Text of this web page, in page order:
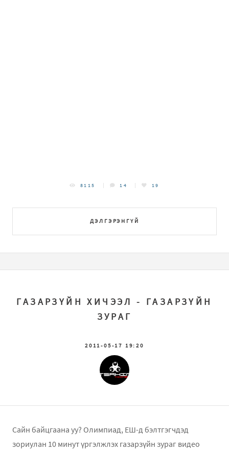
ДЭЛГЭРЭНГҮЙ
8115 14 19
ГАЗАРЗҮЙН ХИЧЭЭЛ - ГАЗАРЗҮЙН
ЗУРАГ
2011-05-17 19:20
Сайн байцгаана уу? Олимпиад, ЕШ-д бэлтгэгчдэд
зориулан 10 минут үргэлжлэх газарзүйн зураг видео